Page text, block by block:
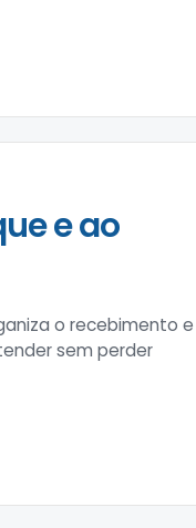
e ao
o recebimento e
sem perder